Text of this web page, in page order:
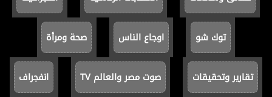
توك شو اوجاع الناس صحة ومرأة
تقارير وتحقيقات صوت مصر والعالم TV انفجراف